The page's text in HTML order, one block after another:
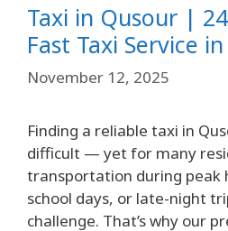
Taxi in Qusour |
Fast Taxi Service
November 12, 2025
Finding a reliable taxi in
difficult — yet for many
transportation during peak
school days, or late-night
challenge. That’s why our